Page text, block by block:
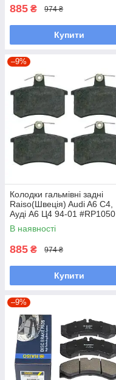
885 ₴ 974 ₴
Купити
–9%
Колодки гальмівні задні
Raiso(Швеція) Audi A6 C4,
Ауді А6 Ц4 94-01 #RP1050
UAZADYX7
В наявності
885 ₴ 974 ₴
Купити
–9%